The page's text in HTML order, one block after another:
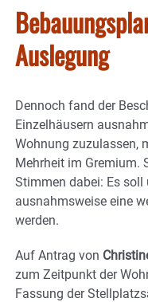
Auslegung
Dennoch fand der
Einzelhäusern
Wohnung zuzulassen,
Mehrheit im Gremium.
Stimmen dabei: Es
ausnahmsweise eine
werden.
Auf Antrag von
zum Zeitpunkt der
Fassung der